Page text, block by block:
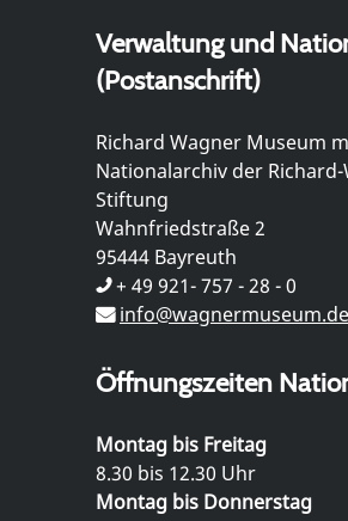
Verwaltung und
(Postanschrift)
Richard Wagner Museum
Nationalarchiv der
Stiftung
Wahnfriedstraße 2
95444 Bayreuth
+ 49 921- 757 - 28 - 0
info@wagnermuseum.de
Öffnungszeiten
Montag bis Freitag
8.30 bis 12.30 Uhr
Montag bis Donnerstag